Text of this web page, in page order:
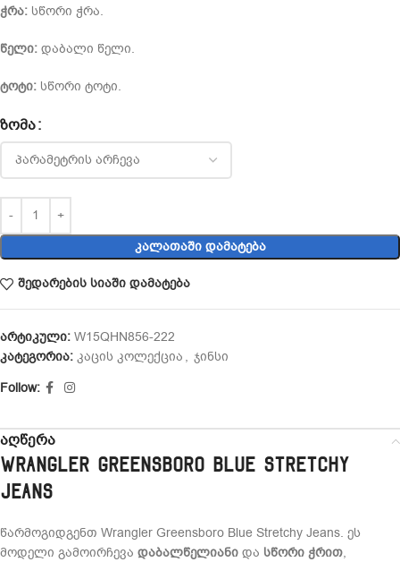
ჭრა: სწორი ჭრა.
წელი: დაბალი წელი.
ტოტი: სწორი ტოტი.
ᲖᲝᲛᲐ
ᲙᲐᲚᲐᲗᲐᲨᲘ ᲓᲐᲛᲐᲢᲔᲑᲐ
შედარების სიაში დამატება
არტიკული: W15QHN856-222
კატეგორია: კაცის კოლექცია , ჯინსი
Follow:
აღწერა
Wrangler Greensboro Blue Stretchy
Jeans
წარმოგიდგენთ Wrangler Greensboro Blue Stretchy Jeans. ეს
მოდელი გამოირჩევა დაბალწელიანი და სწორი ჭრით,